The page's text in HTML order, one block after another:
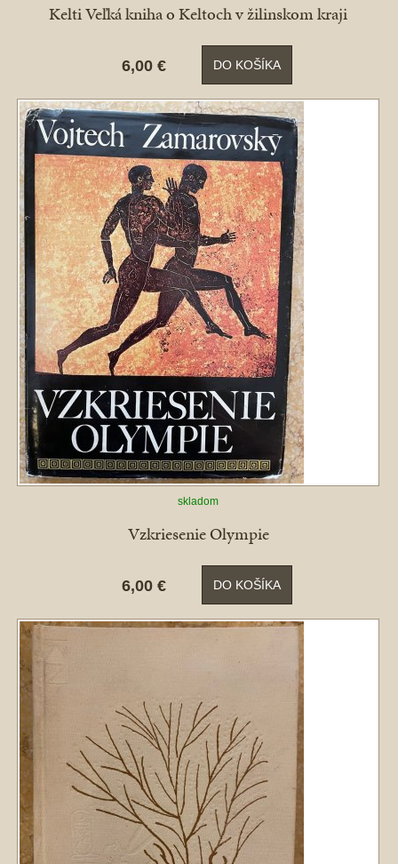
Kelti Veľká kniha o Keltoch v žilinskom kraji
6,00 € DO KOŠÍKA
skladom
Vzkriesenie Olympie
6,00 € DO KOŠÍKA